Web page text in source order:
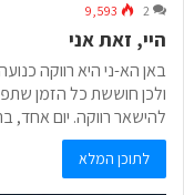
2
9,593
היי, זאת אני
ולכן חוששת כל הזמן
להישאר רווקה. יום אחד, בת דמותה בת ה-
לתוכן המלא